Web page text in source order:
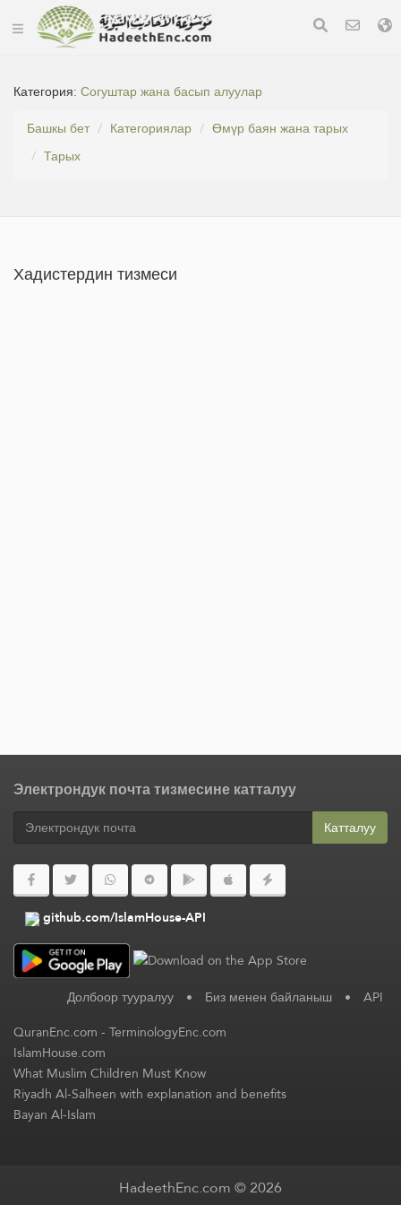
Категория:Согуштар жана басып алуулар
Башкы бет
Категориялар
Өмүр баян жана тарых
Тарых
Хадистердин тизмеси
Электрондук почта тизмесине катталуу
Катталуу
github.com/IslamHouse-API
Долбоор тууралуу • Биз менен байланыш • API
QuranEnc.com-TerminologyEnc.com
IslamHouse.com
What Muslim Children Must Know
Riyadh Al-Salheen with explanation and benefits
Bayan Al-Islam
HadeethEnc.com © 2026